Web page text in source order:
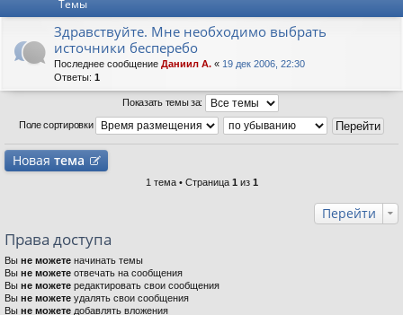
Темы
Здравствуйте. Мне необходимо выбрать
источники бесперебо
Последнее сообщение Даниил А. « 19 дек 2006, 22:30
Ответы: 1
Показать темы за:
Поле сортировки
Новая тема
1 тема • Страница 1 из 1
Перейти
Права доступа
Вы не можете начинать темы
Вы не можете отвечать на сообщения
Вы не можете редактировать свои сообщения
Вы не можете удалять свои сообщения
Вы не можете добавлять вложения